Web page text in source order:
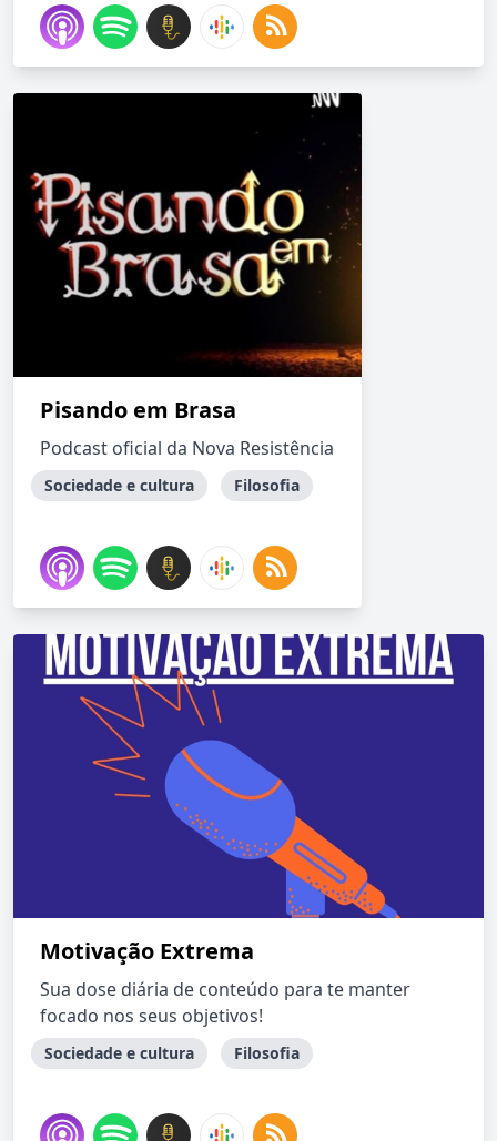
Pisando em Brasa
Podcast oficial da Nova Resistência
Sociedade e cultura Filosofia
Motivação Extrema
Sua dose diária de conteúdo para te manter
focado nos seus objetivos!
Sociedade e cultura Filosofia